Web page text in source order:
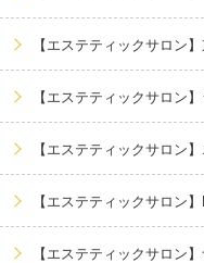
【エステティックサロン
【エステティックサロン
【エステティックサロン
【エステティックサロン
【エステティックサロン